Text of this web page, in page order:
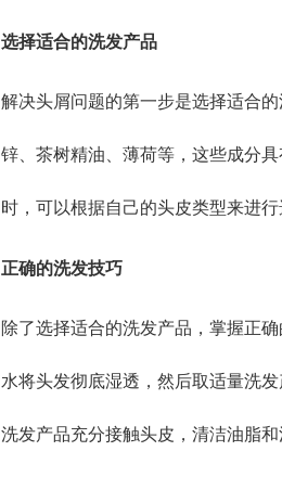
选择适合的洗发产品
解决头屑问题的第一步是选择适合
锌、茶树精油、薄荷等，这些成分
时，可以根据自己的头皮类型来进
正确的洗发技巧
除了选择适合的洗发产品，掌握正
水将头发彻底湿透，然后取适量洗
洗发产品充分接触头皮，清洁油脂